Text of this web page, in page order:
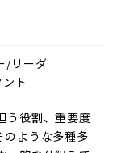
/リーダ
ト
う役割、重要度
のような多種多